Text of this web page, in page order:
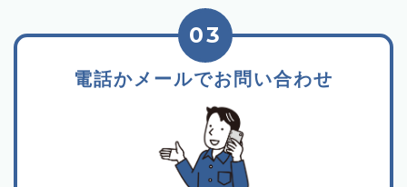
電話かメールでお問い合わせ
03